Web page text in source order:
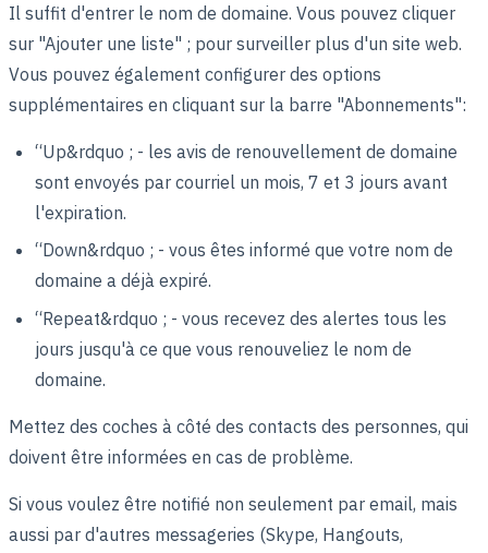
Il suffit d'entrer le nom de domaine. Vous pouvez cliquer
sur "Ajouter une liste" ; pour surveiller plus d'un site web.
Vous pouvez également configurer des options
supplémentaires en cliquant sur la barre "Abonnements":
“Up&rdquo ; - les avis de renouvellement de domaine
sont envoyés par courriel un mois, 7 et 3 jours avant
l'expiration.
“Down&rdquo ; - vous êtes informé que votre nom de
domaine a déjà expiré.
“Repeat&rdquo ; - vous recevez des alertes tous les
jours jusqu'à ce que vous renouveliez le nom de
domaine.
Mettez des coches à côté des contacts des personnes, qui
doivent être informées en cas de problème.
Si vous voulez être notifié non seulement par email, mais
aussi par d'autres messageries (Skype, Hangouts,